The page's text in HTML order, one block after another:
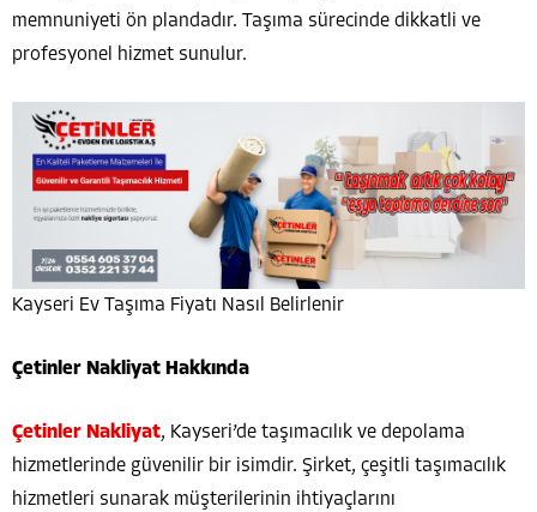
memnuniyeti ön plandadır. Taşıma sürecinde dikkatli ve
profesyonel hizmet sunulur.
Kayseri Ev Taşıma Fiyatı Nasıl Belirlenir
Çetinler Nakliyat Hakkında
Çetinler Nakliyat, Kayseri’de taşımacılık ve depolama
hizmetlerinde güvenilir bir isimdir. Şirket, çeşitli taşımacılık
hizmetleri sunarak müşterilerinin ihtiyaçlarını